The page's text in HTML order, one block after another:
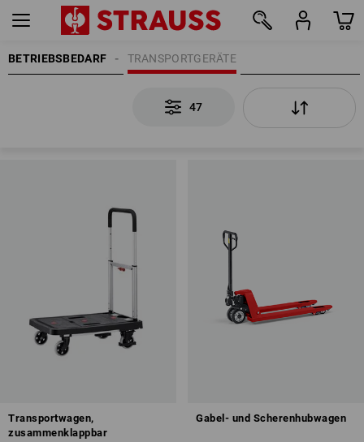
BETRIEBSBEDARF TRANSPORTGERÄTE
47
Transportwagen,
zusammenklappbar
Gabel- und Scherenhubwagen